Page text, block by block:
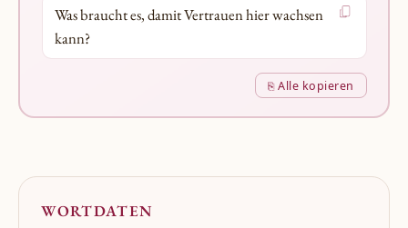
Was braucht es, damit Vertrauen hier wachsen
kann?
⎘ Alle kopieren
WORTDATEN